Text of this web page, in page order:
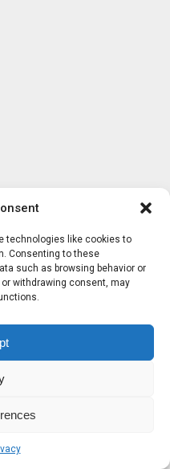
technologies like cookies to
Consenting to these
such as browsing behavior or
withdrawing consent, may